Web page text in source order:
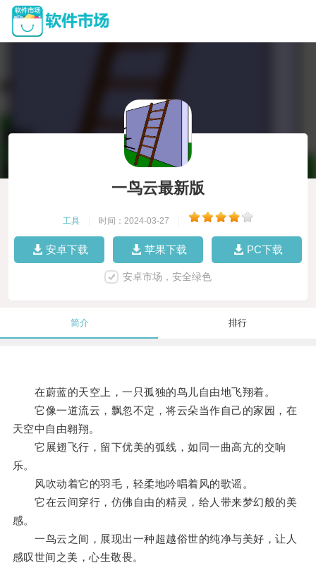
一鸟云最新版
工具 时间：2024-03-27
安卓下载 苹果下载 PC下载
安卓市场，安全绿色
简介 排行
在蔚蓝的天空上，一只孤独的鸟儿自由地飞翔着。
它像一道流云，飘忽不定，将云朵当作自己的家园，在
天空中自由翱翔。
它展翅飞行，留下优美的弧线，如同一曲高亢的交响
乐。
风吹动着它的羽毛，轻柔地吟唱着风的歌谣。
它在云间穿行，仿佛自由的精灵，给人带来梦幻般的美
感。
一鸟云之间，展现出一种超越俗世的纯净与美好，让人
感叹世间之美，心生敬畏。